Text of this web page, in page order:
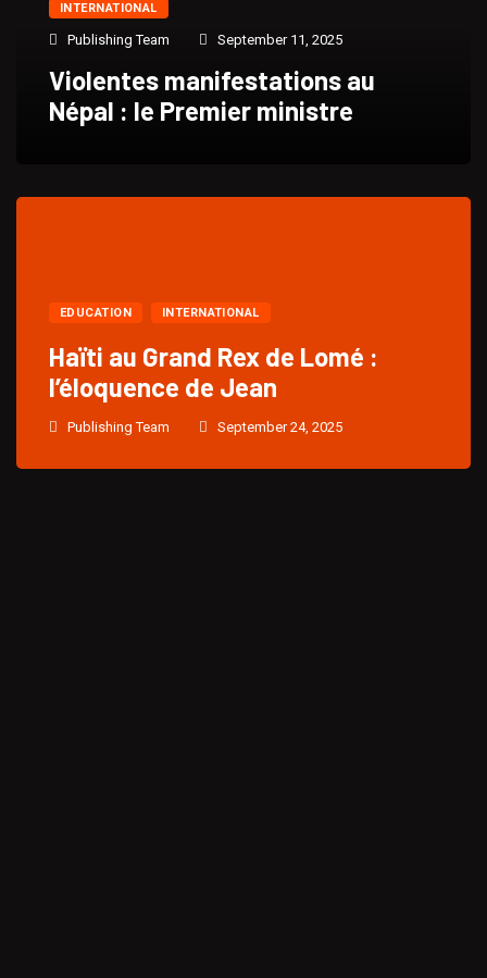
INTERNATIONAL
Publishing Team September 11, 2025
Violentes manifestations au
Népal : le Premier ministre
EDUCATION INTERNATIONAL
Haïti au Grand Rex de Lomé :
l’éloquence de Jean
Publishing Team September 24, 2025